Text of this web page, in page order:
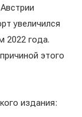
увеличился
2022 года.
этого
издания: